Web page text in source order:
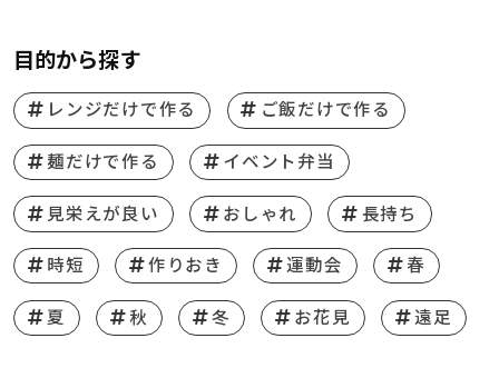
目的から探す
レンジだけで作る ご飯だけで作る
麺だけで作る イベント弁当
見栄えが良い おしゃれ 長持ち
時短 作りおき 運動会 春
夏 秋 冬 お花見 遠足